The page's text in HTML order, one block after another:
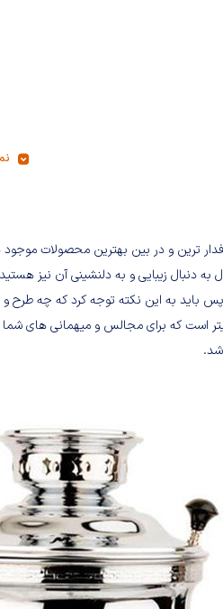
به دنبال زیبایی و به دلنشینی آن نیز
گازی 10 لیتری راشا مدل ساده برابر با 10 لیتر است